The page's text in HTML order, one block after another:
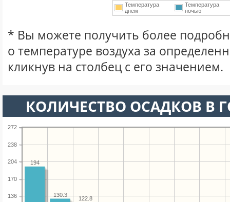
Температура
днем
Температура
ночью
* Вы можете получить более
о температуре воздуха за
кликнув на столбец с его значением.
КОЛИЧЕСТВО ОСАДКОВ В
136
170
204
238
272
122.8
130.3
194